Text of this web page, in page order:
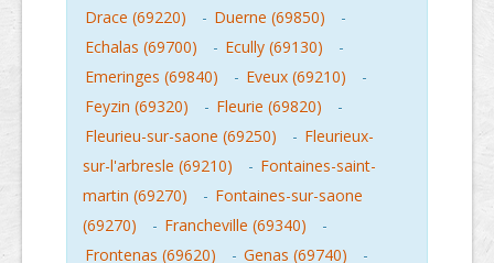
Drace (69220)
- Duerne (69850)
-
Echalas (69700)
- Ecully (69130)
-
Emeringes (69840)
- Eveux (69210)
-
Feyzin (69320)
- Fleurie (69820)
-
Fleurieu-sur-saone (69250)
- Fleurieux-
sur-l'arbresle (69210)
- Fontaines-saint-
martin (69270)
- Fontaines-sur-saone
(69270)
- Francheville (69340)
-
Frontenas (69620)
- Genas (69740)
-